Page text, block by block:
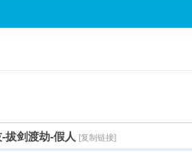
拔剑渡劫-假人 [复制链接]